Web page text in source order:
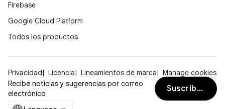
Firebase
Google Cloud Platform
Todos los productos
Privacidad Licencia Lineamientos de marca
Manage cookies
Recibe noticias y sugerencias por correo
electrónico
Suscribirse